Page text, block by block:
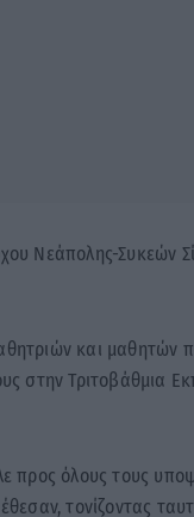
Νεάπολης-Συκεών
και μαθητών
στην Τριτοβάθμια
προς όλους τους
τονίζοντας